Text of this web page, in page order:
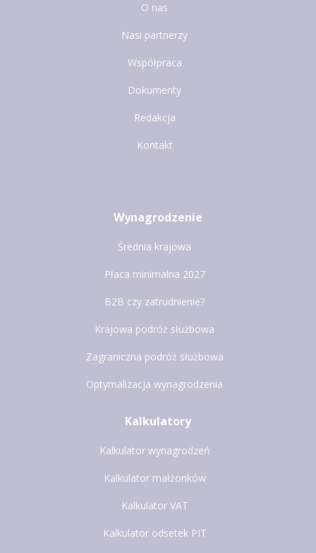
O nas
Nasi partnerzy
Współpraca
Dokumenty
Redakcja
Kontakt
Wynagrodzenie
Średnia krajowa
Płaca minimalna 2027
B2B czy zatrudnienie?
Krajowa podróż służbowa
Zagraniczna podróż służbowa
Optymalizacja wynagrodzenia
Kalkulatory
Kalkulator wynagrodzeń
Kalkulator małżonków
Kalkulator VAT
Kalkulator odsetek PIT